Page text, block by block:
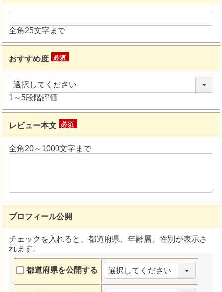
須)
全角25文字まで
おすすめ度
須)
1～5段階評価
レビュー本文
須)
全角20～1000文字まで
プロフィール公開
チェックを入れると、都道府県、年齢層、性別が表示さ
れます。
都道府県を公開する